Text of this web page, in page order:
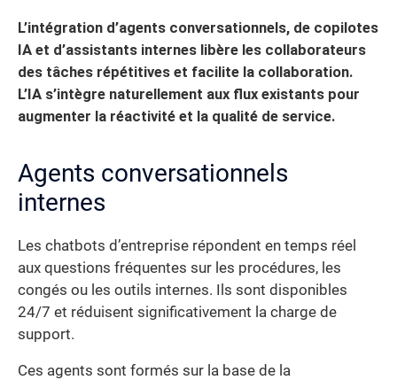
L’intégration d’agents conversationnels, de copilotes
IA et d’assistants internes libère les collaborateurs
des tâches répétitives et facilite la collaboration.
L’IA s’intègre naturellement aux flux existants pour
augmenter la réactivité et la qualité de service.
Agents conversationnels
internes
Les chatbots d’entreprise répondent en temps réel
aux questions fréquentes sur les procédures, les
congés ou les outils internes. Ils sont disponibles
24/7 et réduisent significativement la charge de
support.
Ces agents sont formés sur la base de la